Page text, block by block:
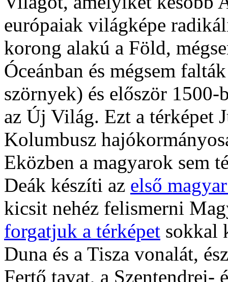
európaiak világképe
korong alakú a Föld,
Óceánban és mégsem
szörnyek) és először
az Új Világ. Ezt a térképet
Kolumbusz
Eközben a magyarok sem
Deák készíti az első
kicsit nehéz felismerni
forgatjuk a térképet sokkal
Duna és a Tisza vonalát,
Fertő tavat, a Szentendrei-